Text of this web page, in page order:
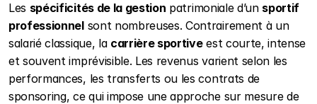
Les spécificités de la gestion patrimoniale d’un sportif
professionnel sont nombreuses. Contrairement à un
salarié classique, la carrière sportive est courte, intense
et souvent imprévisible. Les revenus varient selon les
performances, les transferts ou les contrats de
sponsoring, ce qui impose une approche sur mesure de